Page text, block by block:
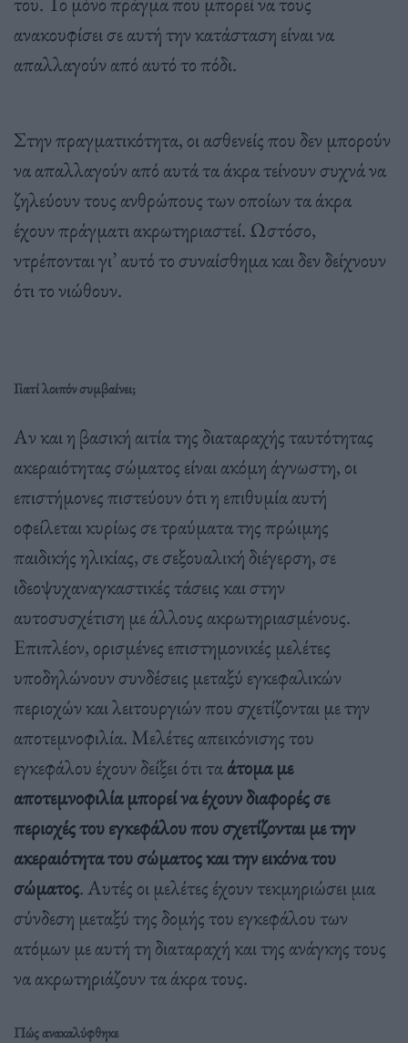
ανακουφίσει σε αυτή την κατάσταση είναι να
απαλλαγούν από αυτό το πόδι.
Στην πραγματικότητα, οι ασθενείς που δεν μπορούν
να απαλλαγούν από αυτά τα άκρα τείνουν συχνά να
ζηλεύουν τους ανθρώπους των οποίων τα άκρα
έχουν πράγματι ακρωτηριαστεί. Ωστόσο,
ντρέπονται γι’ αυτό το συναίσθημα και δεν δείχνουν
ότι το νιώθουν.
Γιατί λοιπόν συμβαίνει;
Αν και η βασική αιτία της διαταραχής ταυτότητας
ακεραιότητας σώματος είναι ακόμη άγνωστη, οι
επιστήμονες πιστεύουν ότι η επιθυμία αυτή
οφείλεται κυρίως σε τραύματα της πρώιμης
παιδικής ηλικίας, σε σεξουαλική διέγερση, σε
ιδεοψυχαναγκαστικές τάσεις και στην
αυτοσυσχέτιση με άλλους ακρωτηριασμένους.
Επιπλέον, ορισμένες επιστημονικές μελέτες
υποδηλώνουν συνδέσεις μεταξύ εγκεφαλικών
περιοχών και λειτουργιών που σχετίζονται με την
αποτεμνοφιλία. Μελέτες απεικόνισης του
εγκεφάλου έχουν δείξει ότι ταάτομα με
αποτεμνοφιλία μπορεί να έχουν διαφορές σε
περιοχές του εγκεφάλου που σχετίζονται με την
ακεραιότητα του σώματος και την εικόνα του
σώματος. Αυτές οι μελέτες έχουν τεκμηριώσει μια
σύνδεση μεταξύ της δομής του εγκεφάλου των
ατόμων με αυτή τη διαταραχή και της ανάγκης τους
να ακρωτηριάζουν τα άκρα τους.
Πώς ανακαλύφθηκε